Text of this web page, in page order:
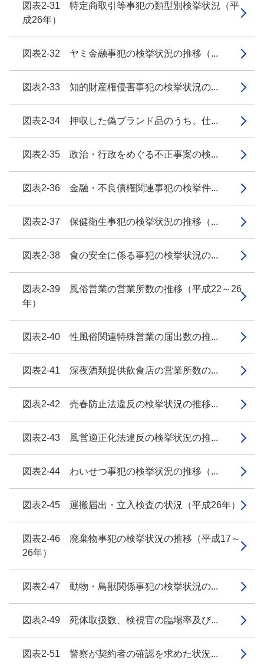
図表2-31 特定商取引等事犯の類型別検挙状況（平
成26年）
図表2-32 ヤミ金融事犯の検挙状況の推移（...
図表2-33 知的財産権侵害事犯の検挙状況の...
図表2-34 押収した偽ブランド品のうち、仕...
図表2-35 政治・行政をめぐる不正事案の検...
図表2-36 金融・不良債権関連事犯の検挙件...
図表2-37 保健衛生事犯の検挙状況の推移（...
図表2-38 食の安全に係る事犯の検挙状況の...
図表2-39 風俗営業の営業所数の推移（平成22～26
年）
図表2-40 性風俗関連特殊営業の届出数の推...
図表2-41 深夜酒類提供飲食店の営業所数の...
図表2-42 売春防止法違反の検挙状況の推移...
図表2-43 風営適正化法違反の検挙状況の推...
図表2-44 わいせつ事犯の検挙状況の推移（...
図表2-45 運搬届出・立入検査の状況（平成26年）
図表2-46 廃棄物事犯の検挙状況の推移（平成17～
26年）
図表2-47 動物・鳥獣関係事犯の検挙状況の...
図表2-49 死体取扱数、検視官の臨場率及び...
図表2-51 警察が契約者の確認を求めた状況...